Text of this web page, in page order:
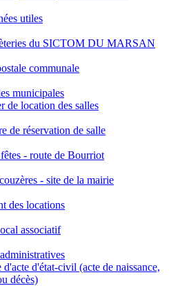
utiles
du SICTOM DU MARSAN
communale
municipales
de location des salles
de réservation de salle
- route de Bourriot
- site de la mairie
des locations
associatif
d'acte d'état-civil (acte de naissance,
décès)